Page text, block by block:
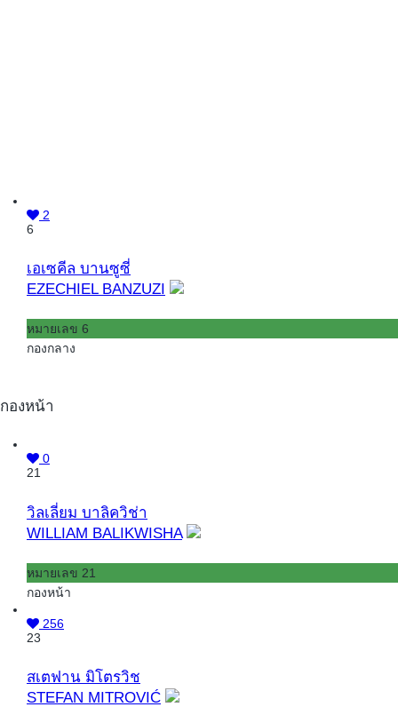
2
6
เอเซคีล บานซูซี่
EZECHIEL BANZUZI
หมายเลข 6
กองกลาง
กองหน้า
0
21
วิลเลี่ยม บาลิควิช่า
WILLIAM BALIKWISHA
หมายเลข 21
กองหน้า
256
23
สเตฟาน มิโตรวิช
STEFAN MITROVIĆ